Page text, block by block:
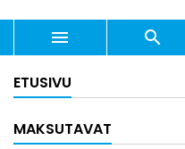
 
ETUSIVU
MAKSUTAVAT